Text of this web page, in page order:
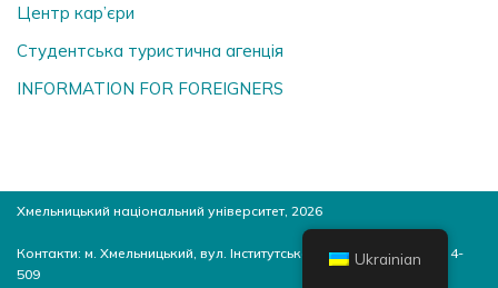
Центр кар’єри
Студентська туристична агенція
INFORMATION FOR FOREIGNERS
Хмельницький національний університет, 2026
Контакти: м. Хмельницький, вул. Інститутська, 11, 4-й корпус, ауд. 4-
509
Ukrainian